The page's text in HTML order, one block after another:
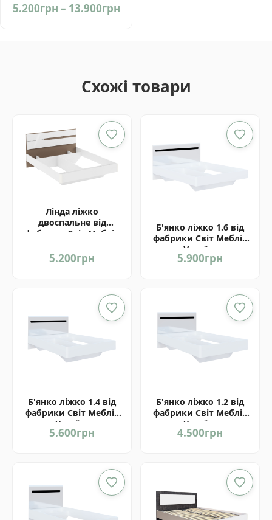
5.200грн – 13.900грнPrice
Схожі товари
Лінда ліжко
двоспальне від
фабрики Світ Меблів
5.200грн
Б'янко ліжко 1.6 від
фабрики Світ Меблів
Україна
5.900грн
Б'янко ліжко 1.4 від
фабрики Світ Меблів
Україна
5.600грн
Б'янко ліжко 1.2 від
фабрики Світ Меблів
Україна
4.500грн